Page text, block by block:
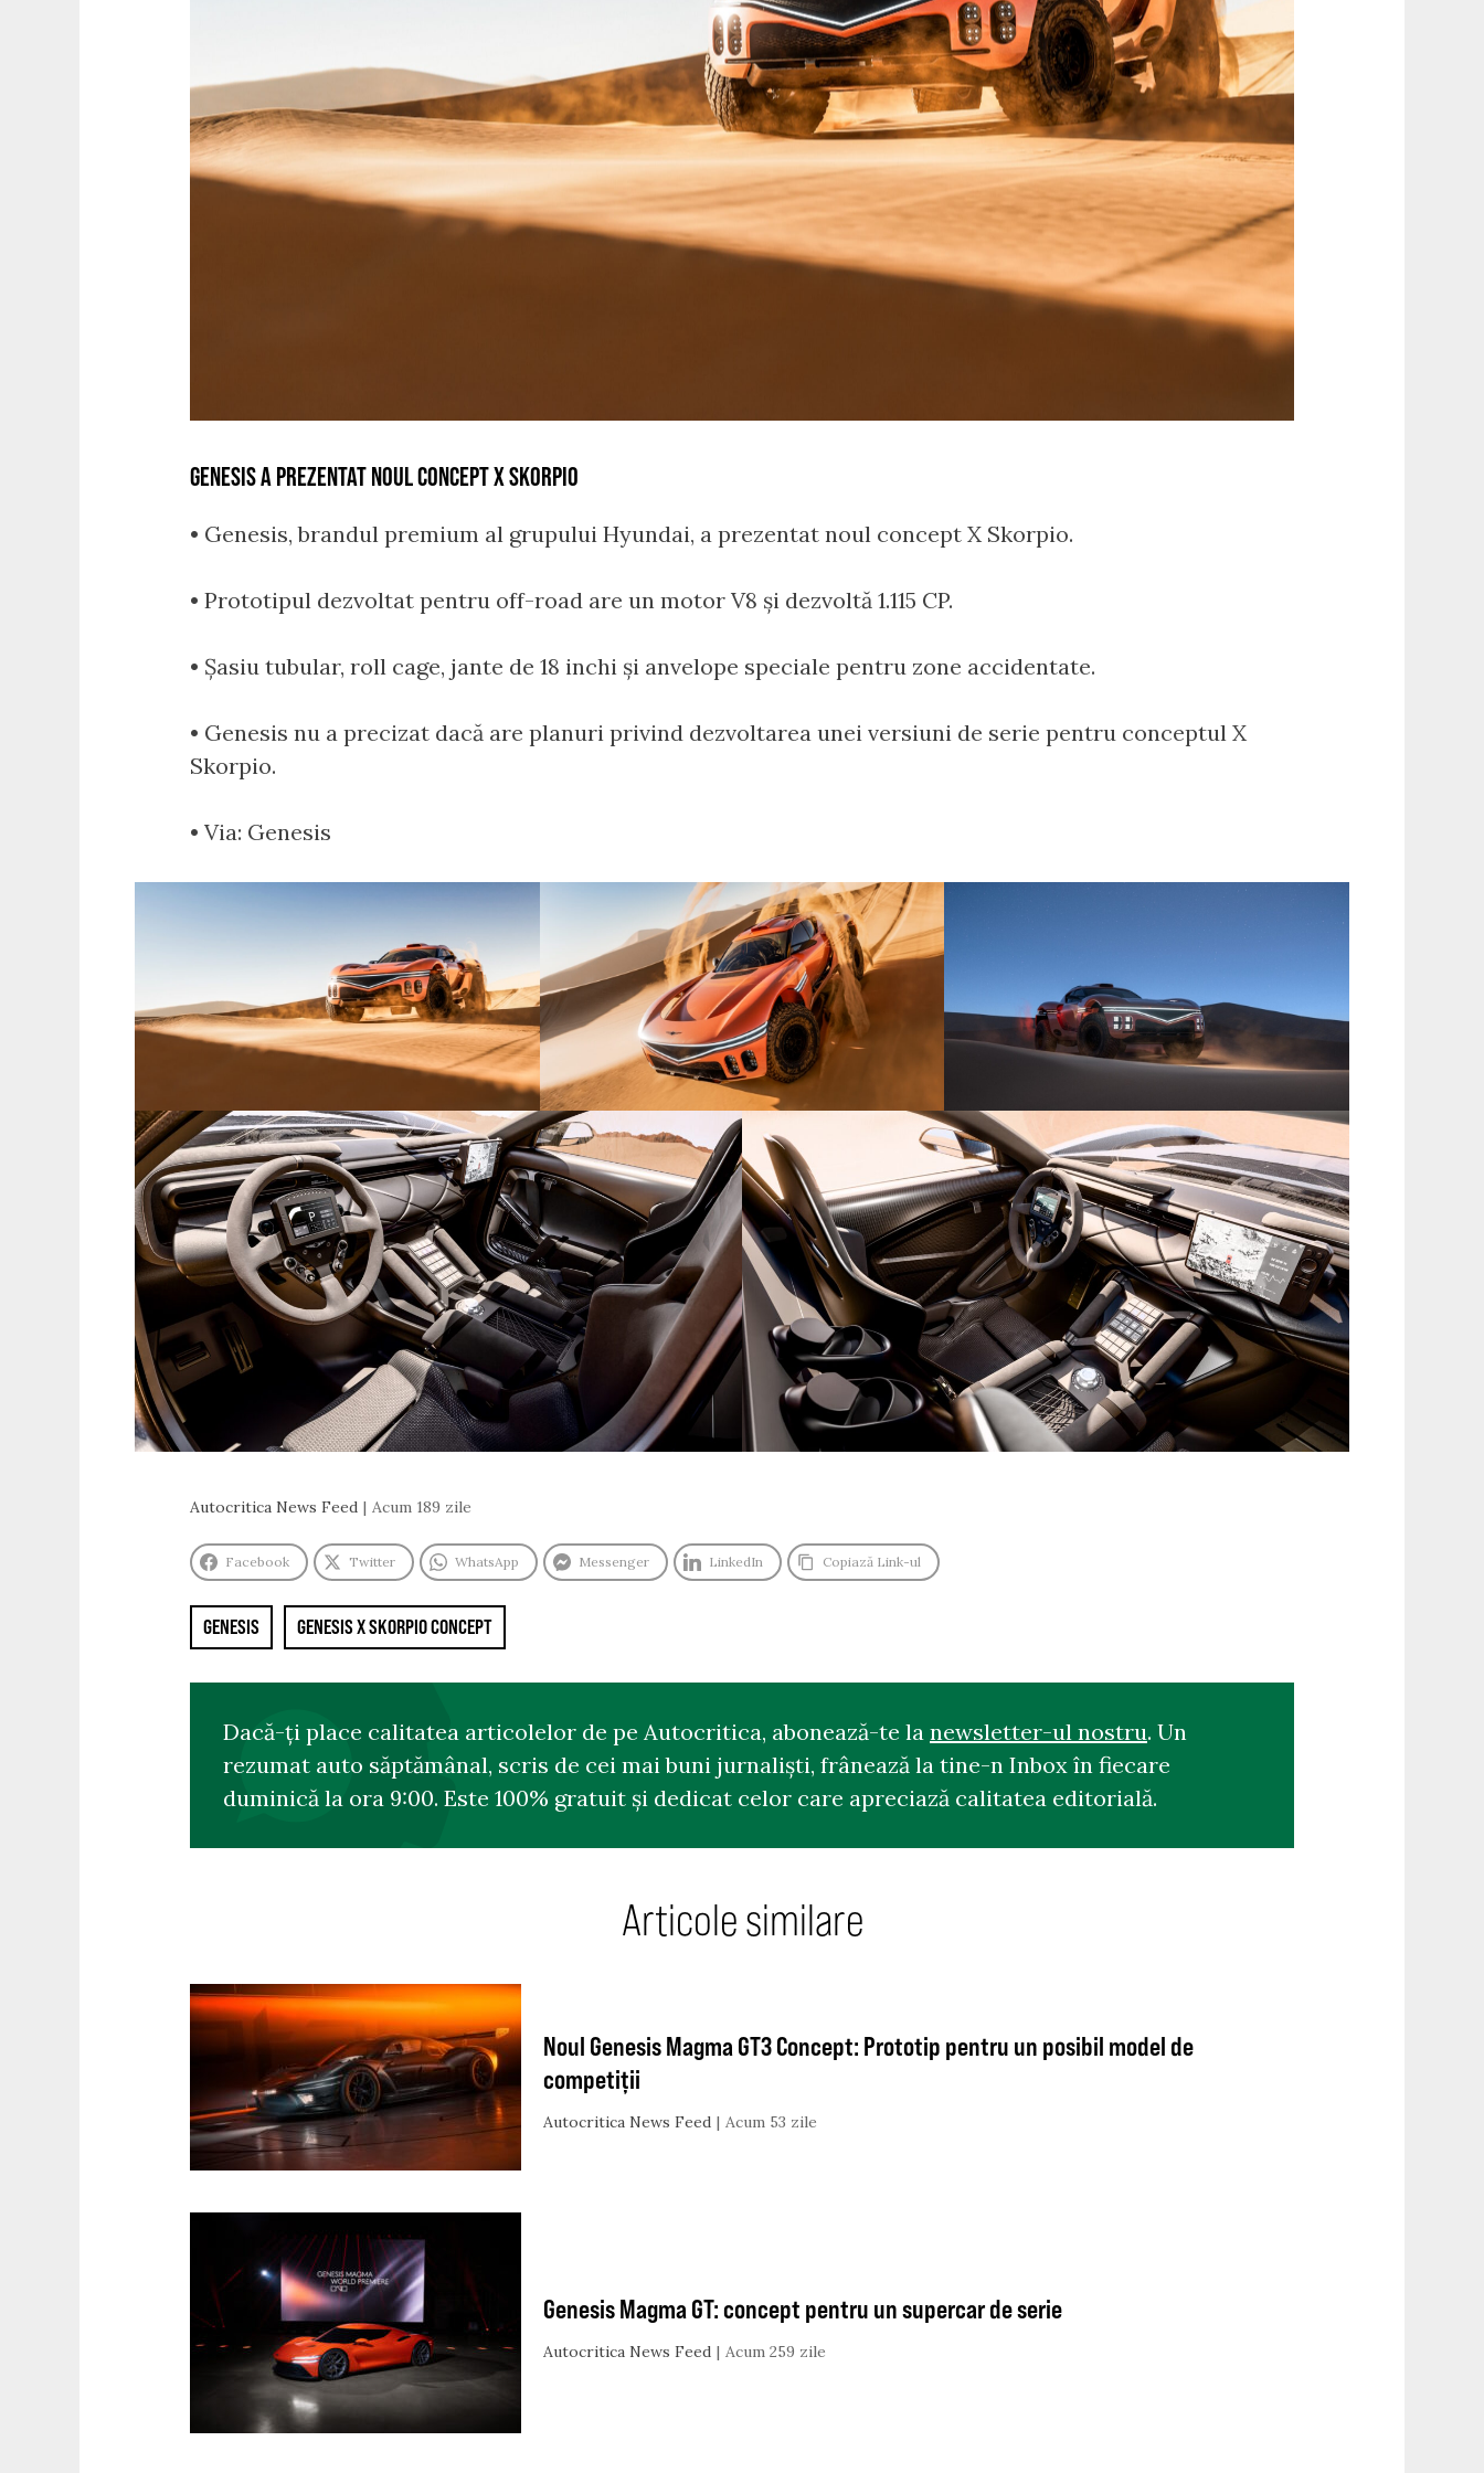
GENESIS A PREZENTAT NOUL CONCEPT X SKORPIO
• Genesis, brandul premium al grupului Hyundai, a prezentat noul concept X Skorpio.
• Prototipul dezvoltat pentru off-road are un motor V8 și dezvoltă 1.115 CP.
• Șasiu tubular, roll cage, jante de 18 inchi și anvelope speciale pentru zone accidentate.
• Genesis nu a precizat dacă are planuri privind dezvoltarea unei versiuni de serie pentru conceptul X
Skorpio.
• Via: Genesis
Autocritica News Feed Acum 189 zile
Facebook Twitter WhatsApp Messenger LinkedIn Copiază Link-ul
GENESIS GENESIS X SKORPIO CONCEPT
Dacă-ți place calitatea articolelor de pe Autocritica, abonează-te la newsletter-ul nostru. Un
rezumat auto săptămânal, scris de cei mai buni jurnaliști, frânează la tine-n Inbox în fiecare
duminică la ora 9:00. Este 100% gratuit și dedicat celor care apreciază calitatea editorială.
Articole similare
Noul Genesis Magma GT3 Concept: Prototip pentru un posibil model de
competiții
Autocritica News Feed Acum 53 zile
Genesis Magma GT: concept pentru un supercar de serie
Autocritica News Feed Acum 259 zile